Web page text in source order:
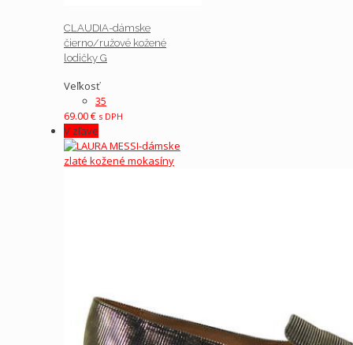
CLAUDIA-dámske
čierno/ružové kožené
lodičky G
Veľkosť
35
69.00€ s DPH
V zľave